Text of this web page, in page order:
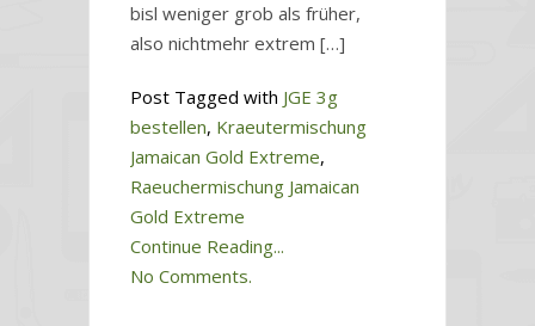
bisl weniger grob als früher,
also nichtmehr extrem […]
Post Tagged with JGE 3g
bestellen, Kraeutermischung
Jamaican Gold Extreme,
Raeuchermischung Jamaican
Gold Extreme
Continue Reading...
No Comments.